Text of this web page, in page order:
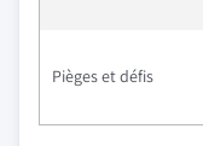
Pièges et défis